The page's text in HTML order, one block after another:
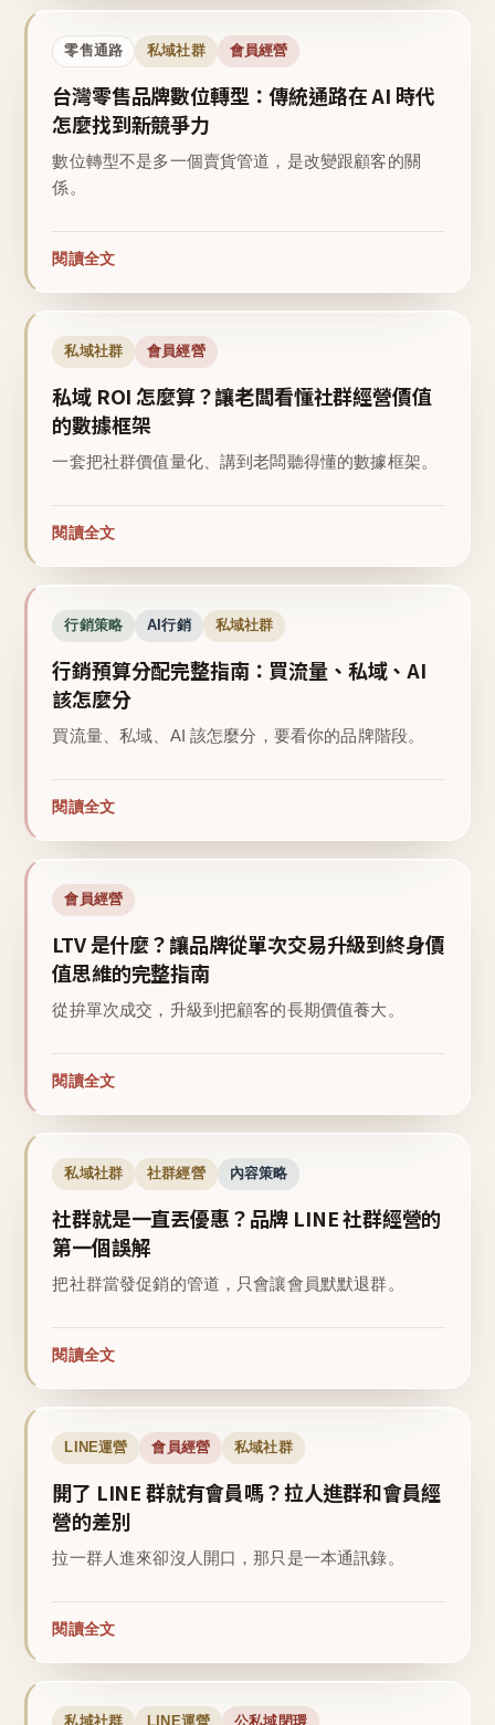
零售通路 私域社群 會員經營
台灣零售品牌數位轉型：傳統通路在 AI 時代
怎麼找到新競爭力
數位轉型不是多一個賣貨管道，是改變跟顧客的關
係。
閱讀全文
私域社群 會員經營
私域 ROI 怎麼算？讓老闆看懂社群經營價值
的數據框架
一套把社群價值量化、講到老闆聽得懂的數據框架。
閱讀全文
行銷策略 AI行銷 私域社群
行銷預算分配完整指南：買流量、私域、AI
該怎麼分
買流量、私域、AI 該怎麼分，要看你的品牌階段。
閱讀全文
會員經營
LTV 是什麼？讓品牌從單次交易升級到終身價
值思維的完整指南
從拚單次成交，升級到把顧客的長期價值養大。
閱讀全文
私域社群 社群經營 內容策略
社群就是一直丟優惠？品牌 LINE 社群經營的
第一個誤解
把社群當發促銷的管道，只會讓會員默默退群。
閱讀全文
LINE運營 會員經營 私域社群
開了 LINE 群就有會員嗎？拉人進群和會員經
營的差別
拉一群人進來卻沒人開口，那只是一本通訊錄。
閱讀全文